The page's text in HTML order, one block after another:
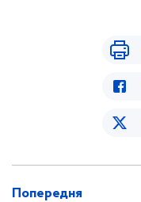
Попередня